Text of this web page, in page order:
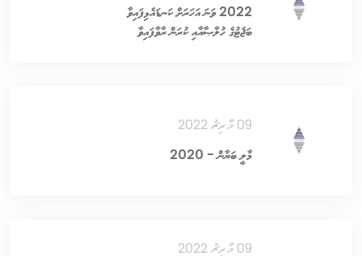
2022 ވަނަ އަހަރަށް ކަނޑައެޅިފައިވާ
ބަޖެޓުގެ ހުލާޞާއާއި ކުރަން ރާވާފައިވާ
09 މާރިޗު 2022
މާލީ ބަޔާން - 2020
09 މާރިޗު 2022